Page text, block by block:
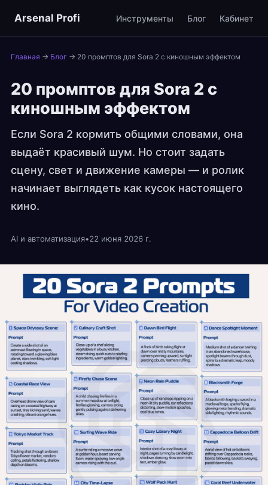
Arsenal Profi Инструменты Блог Кабинет
Главная → Блог → 20 промптов для Sora 2 с киношным эффектом
20 промптов для Sora 2 с
киношным эффектом
Если Sora 2 кормить общими словами, она
выдаёт красивый шум. Но стоит задать
сцену, свет и движение камеры — и ролик
начинает выглядеть как кусок настоящего
кино.
AI и автоматизация•22 июня 2026 г.